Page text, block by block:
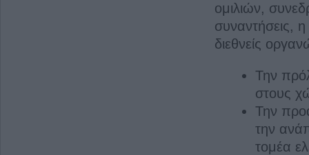
ομιλιών,
συναντήσεις,
διεθνείς
Την
στους
Την
την
τομέα